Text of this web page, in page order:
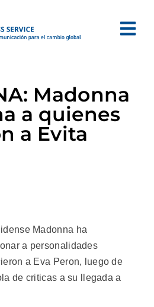
Madonna
a quienes
a Evita
Madonna ha
a personalidades
a Eva Peron, luego de
de criticas a su llegada a